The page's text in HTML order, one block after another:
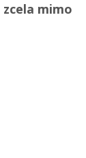
mimo